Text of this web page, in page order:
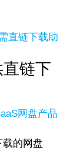
直链下载助
链下
网盘产品